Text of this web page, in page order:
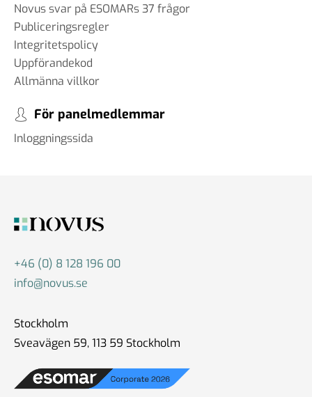
Novus svar på ESOMARs 37 frågor
Publiceringsregler
Integritetspolicy
Uppförandekod
Allmänna villkor
För panelmedlemmar
Inloggningssida
+46 (0) 8 128 196 00
info@novus.se
Stockholm
Sveavägen 59, 113 59 Stockholm